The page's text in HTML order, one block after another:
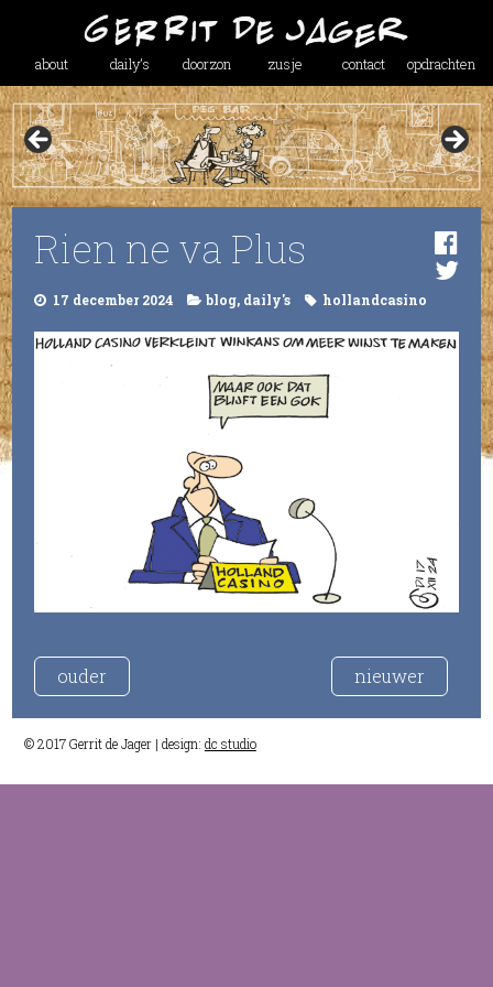
about daily’s doorzon zusje contact opdrachten
Rien ne va Plus
17 december 2024 blog, daily's hollandcasino
ouder nieuwer
© 2017 Gerrit de Jager | design: dc studio